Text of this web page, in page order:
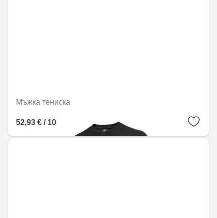
Мъжка тениска
52,93 € / 103,53 лв.